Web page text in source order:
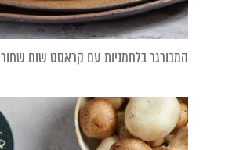
המבורגר בלחמניות עם קראסט שום שחור